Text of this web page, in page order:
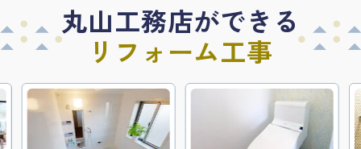
丸山工務店ができる
リフォーム工事